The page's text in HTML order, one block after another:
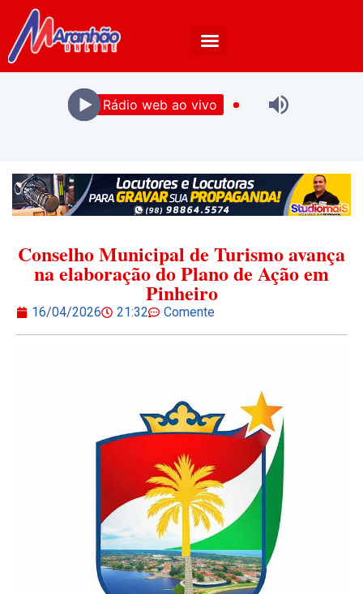
Rádio web ao vivo
Conselho Municipal de Turismo avança
na elaboração do Plano de Ação em
Pinheiro
16/04/2026 21:32 Comente